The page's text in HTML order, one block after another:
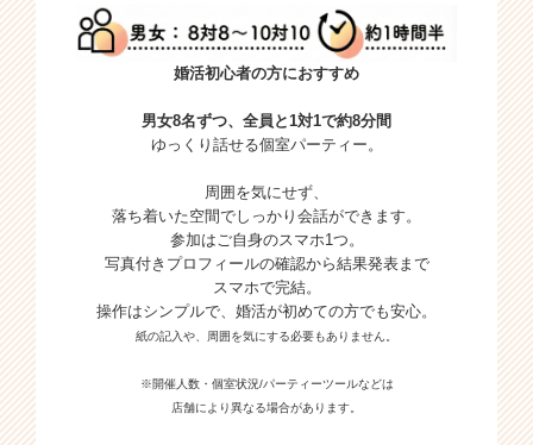
婚活初心者の方におすすめ
男女8名ずつ、全員と1対1で約8分間
ゆっくり話せる個室パーティー。
周囲を気にせず、
落ち着いた空間でしっかり会話ができます。
参加はご自身のスマホ1つ。
写真付きプロフィールの確認から結果発表まで
スマホで完結。
操作はシンプルで、婚活が初めての方でも安心。
紙の記入や、周囲を気にする必要もありません。
※開催人数・個室状況/パーティーツールなどは
店舗により異なる場合があります。